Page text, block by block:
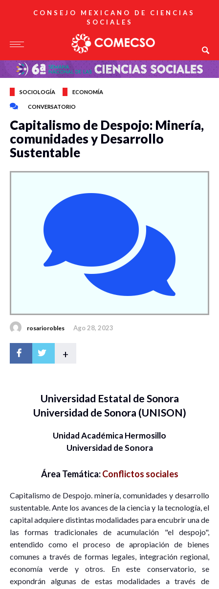
CONSEJO MEXICANO DE CIENCIAS
SOCIALES
SOCIOLOGÍA ECONOMÍA
CONVERSATORIO
Capitalismo de Despojo: Minería,
comunidades y Desarrollo
Sustentable
rosariorobles Ago 28, 2023
+
Universidad Estatal de Sonora
Universidad de Sonora (UNISON)
Unidad Académica Hermosillo
Universidad de Sonora
Área Temática:Conflictos sociales
Capitalismo de Despojo. minería, comunidades y desarrollo
sustentable. Ante los avances de la ciencia y la tecnología, el
capital adquiere distintas modalidades para encubrir una de
las formas tradicionales de acumulación "el despojo",
entendido como el proceso de apropiación de bienes
comunes a través de formas legales, integración regional,
economía verde y otros. En este conservatorio, se
expondrán algunas de estas modalidades a través de